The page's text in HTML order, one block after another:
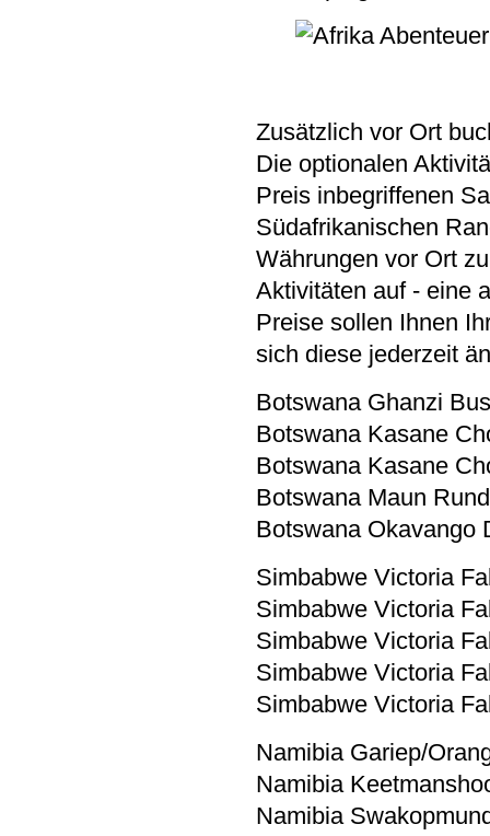
Zusätzlich vor Ort
Die optionalen
Preis inbegriffenen
Südafrikanischen
Währungen vor Ort
Aktivitäten auf - eine
Preise sollen Ihnen
sich diese jederzeit
Botswana Ghanzi
Botswana Kasane
Botswana Kasane
Botswana Maun
Botswana Okavango
Simbabwe Victoria
Simbabwe Victoria
Simbabwe Victoria
Simbabwe Victoria
Simbabwe Victoria
Namibia Gariep/
Namibia
Namibia